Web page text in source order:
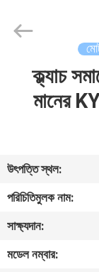
ভিডিও
সম্বন্ধে
Parts
ক্ল্যাচ
মানের
উৎপত্তি স্থল:
পরিচিতিমুলক নাম:
সাক্ষ্যদান:
মডেল নম্বার: